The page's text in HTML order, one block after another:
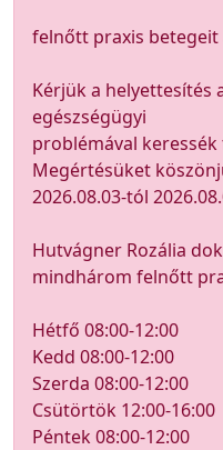
felnőtt praxis betegeit
Kérjük a helyettesítés
egészségügyi
problémával
Megértésüket
2026.08.03-tól
Hutvágner Rozália
mindhárom felnőtt
Hétfő 08:00-12:00
Kedd 08:00-12:00
Szerda 08:00-12:00
Csütörtök 12:00-16:00
Péntek 08:00-12:00